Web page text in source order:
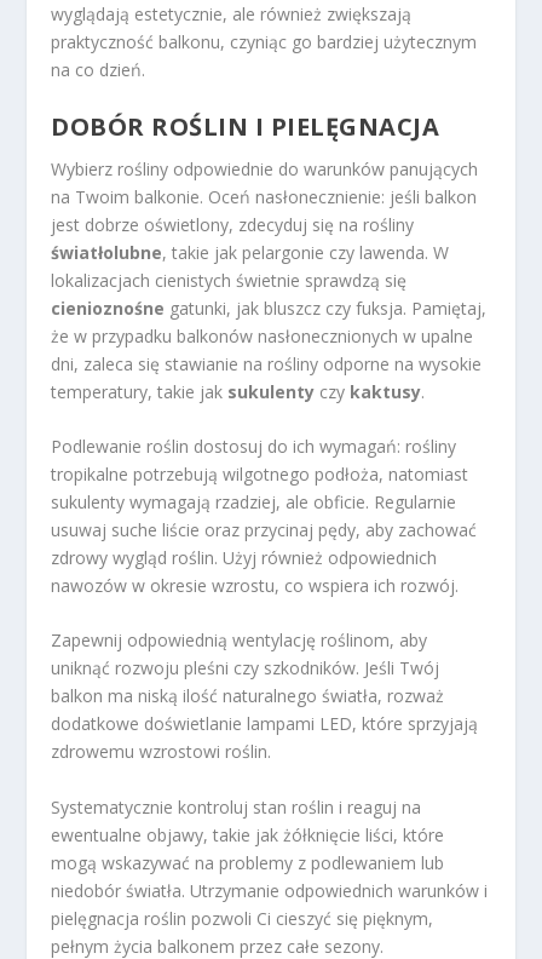
wyglądają estetycznie, ale również zwiększają
praktyczność balkonu, czyniąc go bardziej użytecznym
na co dzień.
DOBÓR ROŚLIN I PIELĘGNACJA
Wybierz rośliny odpowiednie do warunków panujących
na Twoim balkonie. Oceń nasłonecznienie: jeśli balkon
jest dobrze oświetlony, zdecyduj się na rośliny
światłolubne, takie jak pelargonie czy lawenda. W
lokalizacjach cienistych świetnie sprawdzą się
cienioznośne gatunki, jak bluszcz czy fuksja. Pamiętaj,
że w przypadku balkonów nasłonecznionych w upalne
dni, zaleca się stawianie na rośliny odporne na wysokie
temperatury, takie jak sukulenty czy kaktusy.
Podlewanie roślin dostosuj do ich wymagań: rośliny
tropikalne potrzebują wilgotnego podłoża, natomiast
sukulenty wymagają rzadziej, ale obficie. Regularnie
usuwaj suche liście oraz przycinaj pędy, aby zachować
zdrowy wygląd roślin. Użyj również odpowiednich
nawozów w okresie wzrostu, co wspiera ich rozwój.
Zapewnij odpowiednią wentylację roślinom, aby
uniknąć rozwoju pleśni czy szkodników. Jeśli Twój
balkon ma niską ilość naturalnego światła, rozważ
dodatkowe doświetlanie lampami LED, które sprzyjają
zdrowemu wzrostowi roślin.
Systematycznie kontroluj stan roślin i reaguj na
ewentualne objawy, takie jak żółknięcie liści, które
mogą wskazywać na problemy z podlewaniem lub
niedobór światła. Utrzymanie odpowiednich warunków i
pielęgnacja roślin pozwoli Ci cieszyć się pięknym,
pełnym życia balkonem przez całe sezony.